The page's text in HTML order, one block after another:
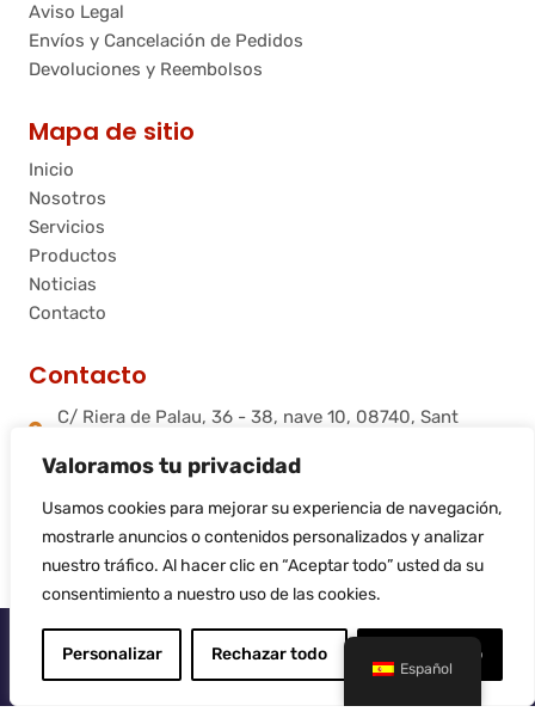
Valoramos tu privacidad
Usamos cookies para mejorar su experiencia de navegación,
mostrarle anuncios o contenidos personalizados y analizar
nuestro tráfico. Al hacer clic en “Aceptar todo” usted da su
consentimiento a nuestro uso de las cookies.
Personalizar Rechazar todo Aceptar todo
Aviso Legal
Envíos y Cancelación de Pedidos
Devoluciones y Reembolsos
Mapa de sitio
Inicio
Nosotros
Servicios
Productos
Noticias
Contacto
Contacto
C/ Riera de Palau, 36 - 38, nave 10, 08740, Sant
info@flamtec.es
+34 937 06 00 52
Flamtec Combustión Ibérica, S.L.
© 2025
Flamtec
Sitio web realizado porLiderLogo Español